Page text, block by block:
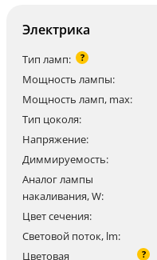
Электрика
Тип ламп: ?
Мощность лампы:
Мощность ламп, max:
Тип цоколя:
Напряжение:
Диммируемость:
Аналог лампы
накаливания, W:
Цвет сечения:
Световой поток, lm:
Цветовая
?